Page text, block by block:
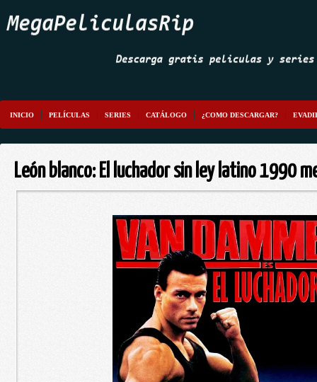
INICIO PELÍCULAS SERIES CATÁLOGO ¿COMO DESCARGAR?
León blanco: El luchador sin ley latino 1990